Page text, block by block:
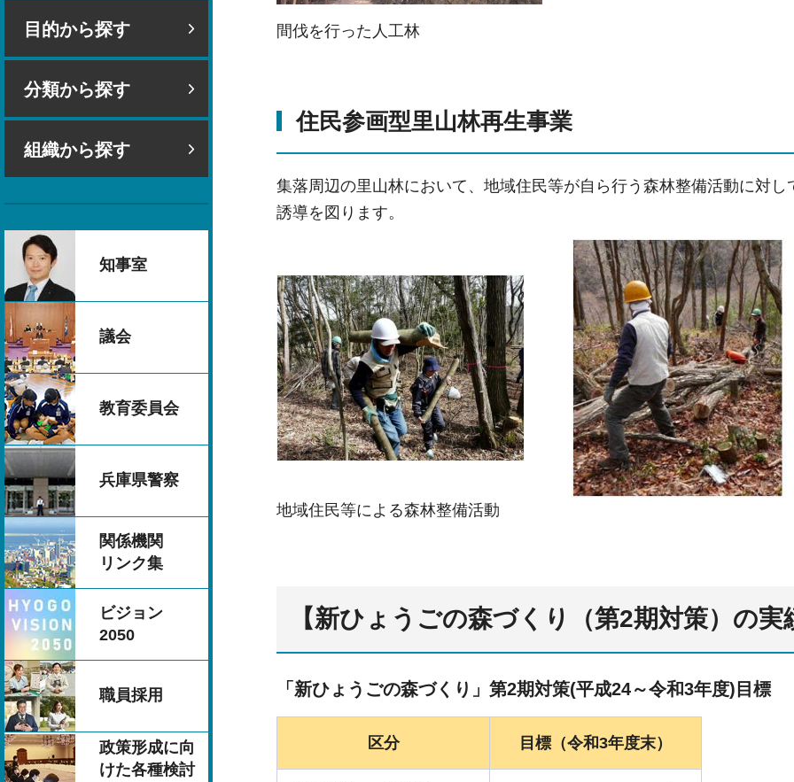
目的から探す
分類から探す
組織から探す
知事室
議会
教育委員会
兵庫県警察
関係機関
リンク集
ビジョン
2050
職員採用
政策形成に向
けた各種検討
間伐を行った人工林
住民参画型里山林再生事業
集落周辺の里山林において、地域住民等が自ら行う森林整備活動に対
誘導を図ります。
地域住民等による森林整備活動
【新ひょうごの森づくり（第2期対策）の実
「新ひょうごの森づくり」第2期対策(平成24～令和3年度)目標
区分 目標（令和3年度末）